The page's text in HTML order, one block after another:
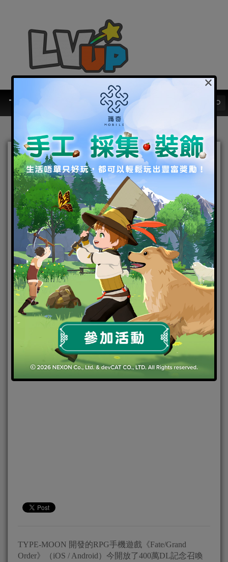
『最HIT消息』60連抽的結
果…？《Fate/Grand
Order》400萬DL記念召喚
「超伏」UP！
2015-09-30|Android,IOS,手機遊戲 Android,Fate/Grand
Order,IOS , 手機遊戲
TYPE-MOON 開發的RPG手機遊戲《Fate/Grand
Order》（iOS / Android）今開放了400萬DL記念召喚
×